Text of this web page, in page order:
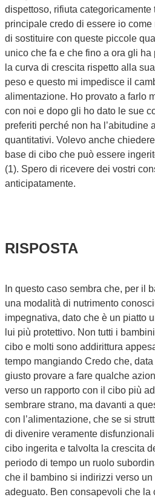
dispettoso, rifiuta categoricamente
principale credo di essere io
di sostituire con queste piccole
unico che fa e che fino a ora gli
la curva di crescita rispetto alla
peso e questo mi impedisce il
alimentazione. Ho provato a farlo
con noi e dopo gli ho dato le sue
preferiti perché non ha l’abitudine
quantitativi. Volevo anche
base di cibo che può essere
(1). Spero di ricevere dei vostri
anticipatamente.
RISPOSTA
In questo caso sembra che, per il
una modalità di nutrimento
impegnativa, dato che è un piatto
lui più protettivo. Non tutti i
cibo e molti sono addirittura
tempo mangiando Credo che,
giusto provare a fare qualche
verso un rapporto con il cibo più
sembrare strano, ma davanti a
con l’alimentazione, che se si
di divenire veramente
cibo ingerita e talvolta la crescita
periodo di tempo un ruolo
che il bambino si indirizzi verso
adeguato. Ben consapevoli che la